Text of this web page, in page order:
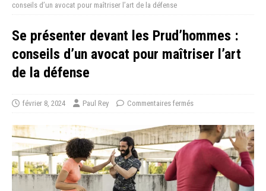
conseils d’un avocat pour maîtriser l’art de la défense
Se présenter devant les Prud’hommes :
conseils d’un avocat pour maîtriser l’art
de la défense
février 8, 2024 Paul Rey Commentaires fermés